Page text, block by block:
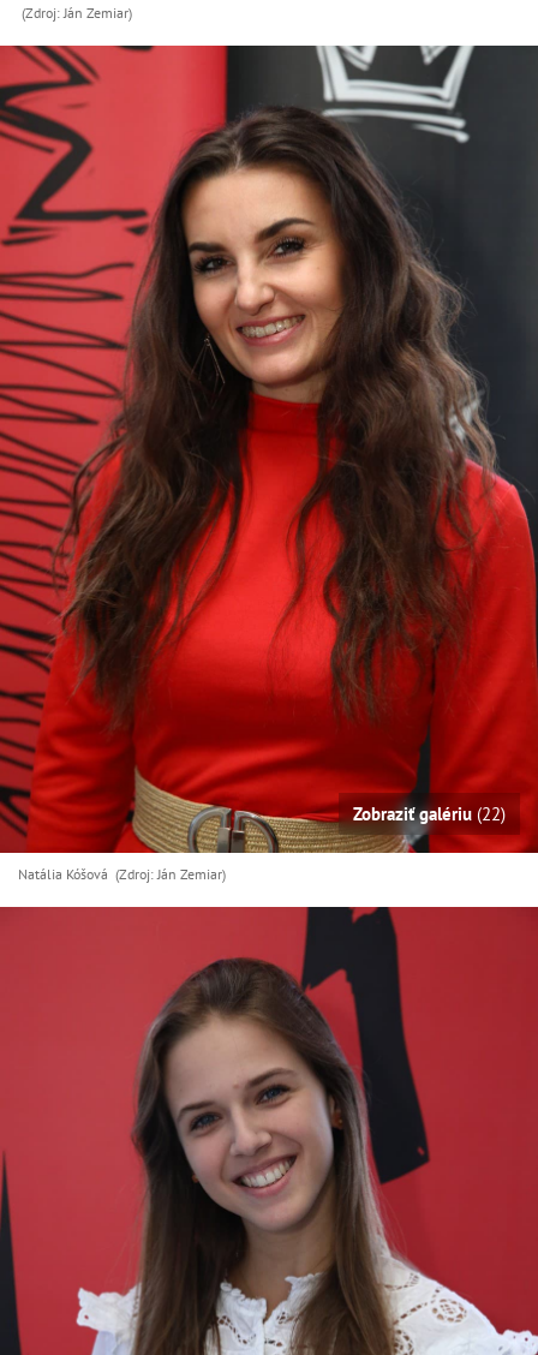
(Zdroj: Ján Zemiar)
Zobraziť galériu (22)
Natália Kóšová (Zdroj: Ján Zemiar)